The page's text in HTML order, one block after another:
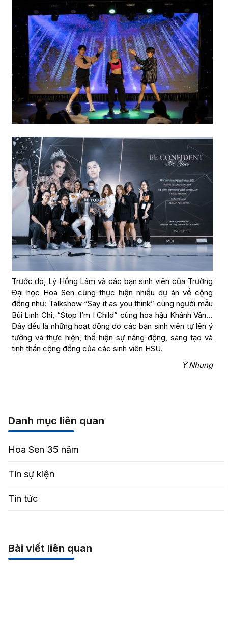
Trước đó, Lý Hồng Lâm và các bạn sinh viên của Trường
Đại học Hoa Sen cũng thực hiện nhiều dự án về cộng
đồng như: Talkshow “Say it as you think” cùng người mẫu
Bùi Linh Chi, “Stop I’m I Child” cùng hoa hậu Khánh Vân…
Đây đều là những hoạt động do các bạn sinh viên tự lên ý
tưởng và thực hiện, thể hiện sự năng động, sáng tạo và
tinh thần cộng đồng của các sinh viên HSU.
Ý Nhung
Danh mục liên quan
Hoa Sen 35 năm
Tin sự kiện
Tin tức
Bài viết liên quan